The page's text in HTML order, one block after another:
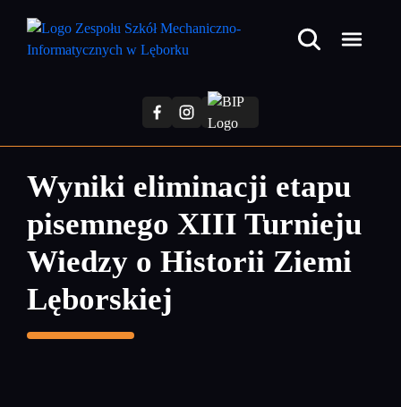
treści
Wyniki eliminacji etapu
pisemnego XIII Turnieju
Wiedzy o Historii Ziemi
Lęborskiej